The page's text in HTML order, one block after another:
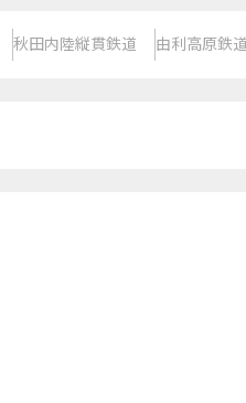
秋田内陸縦貫鉄道 由利高原鉄